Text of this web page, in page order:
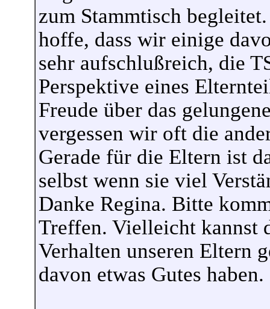
zum Stammtisch
hoffe, dass wir einige
sehr aufschlußreich, die
Perspektive eines
Freude über das
vergessen wir oft die
Gerade für die Eltern ist
selbst wenn sie viel
Danke Regina. Bitte
Treffen. Vielleicht kannst
Verhalten unseren Eltern
davon etwas Gutes haben.